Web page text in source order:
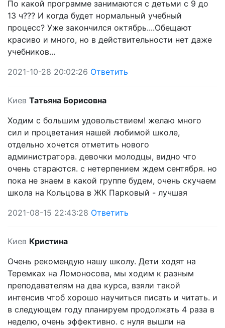
По какой программе занимаются с детьми с 9 до
13 ч??? И когда будет нормальный учебный
процесс? Уже закончился октябрь....Обещают
красиво и много, но в действительности нет даже
учебников...
2021-10-28 20:02:26 Ответить
Киев Татьяна Борисовна
Ходим с большим удовольствием! желаю много
сил и процветания нашей любимой школе,
отдельно хочется отметить нового
администратора. девочки молодцы, видно что
очень стараются. с нетерпением ждем сентября. но
пока не знаем в какой группе будем, очень скучаем
школа на Кольцова в ЖК Парковый - лучшая
2021-08-15 22:43:28 Ответить
Киев Кристина
Очень рекомендую нашу школу. Дети ходят на
Теремках на Ломоносова, мы ходим к разным
преподавателям на два курса, взяли такой
интенсив чтоб хорошо научиться писать и читать. и
в следующем году планируем продолжать 4 раза в
неделю, очень эффективно. с нуля вышли на